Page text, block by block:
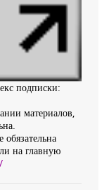
подписки:
материалов,
на главную